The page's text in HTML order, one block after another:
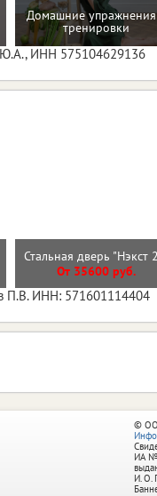
Домашние
тренировки
ИНН 575104629136
Стальная дверь "Нэкст
От 35600 руб.
П.В. ИНН: 571601114404
©
ИА №
И. О.